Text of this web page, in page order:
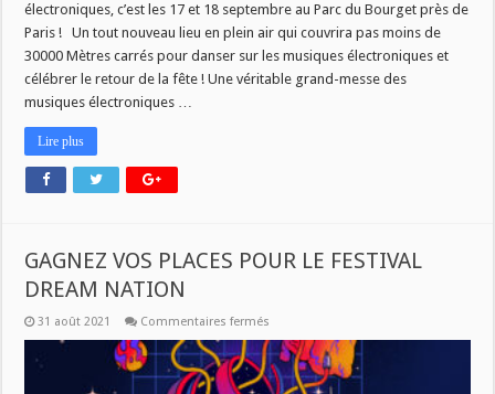
électroniques, c’est les 17 et 18 septembre au Parc du Bourget près de
Paris ! Un tout nouveau lieu en plein air qui couvrira pas moins de
30000 Mètres carrés pour danser sur les musiques électroniques et
célébrer le retour de la fête ! Une véritable grand-messe des
musiques électroniques …
Lire plus
GAGNEZ VOS PLACES POUR LE FESTIVAL
DREAM NATION
31 août 2021 Commentaires fermés
VOS
PLACES
POUR